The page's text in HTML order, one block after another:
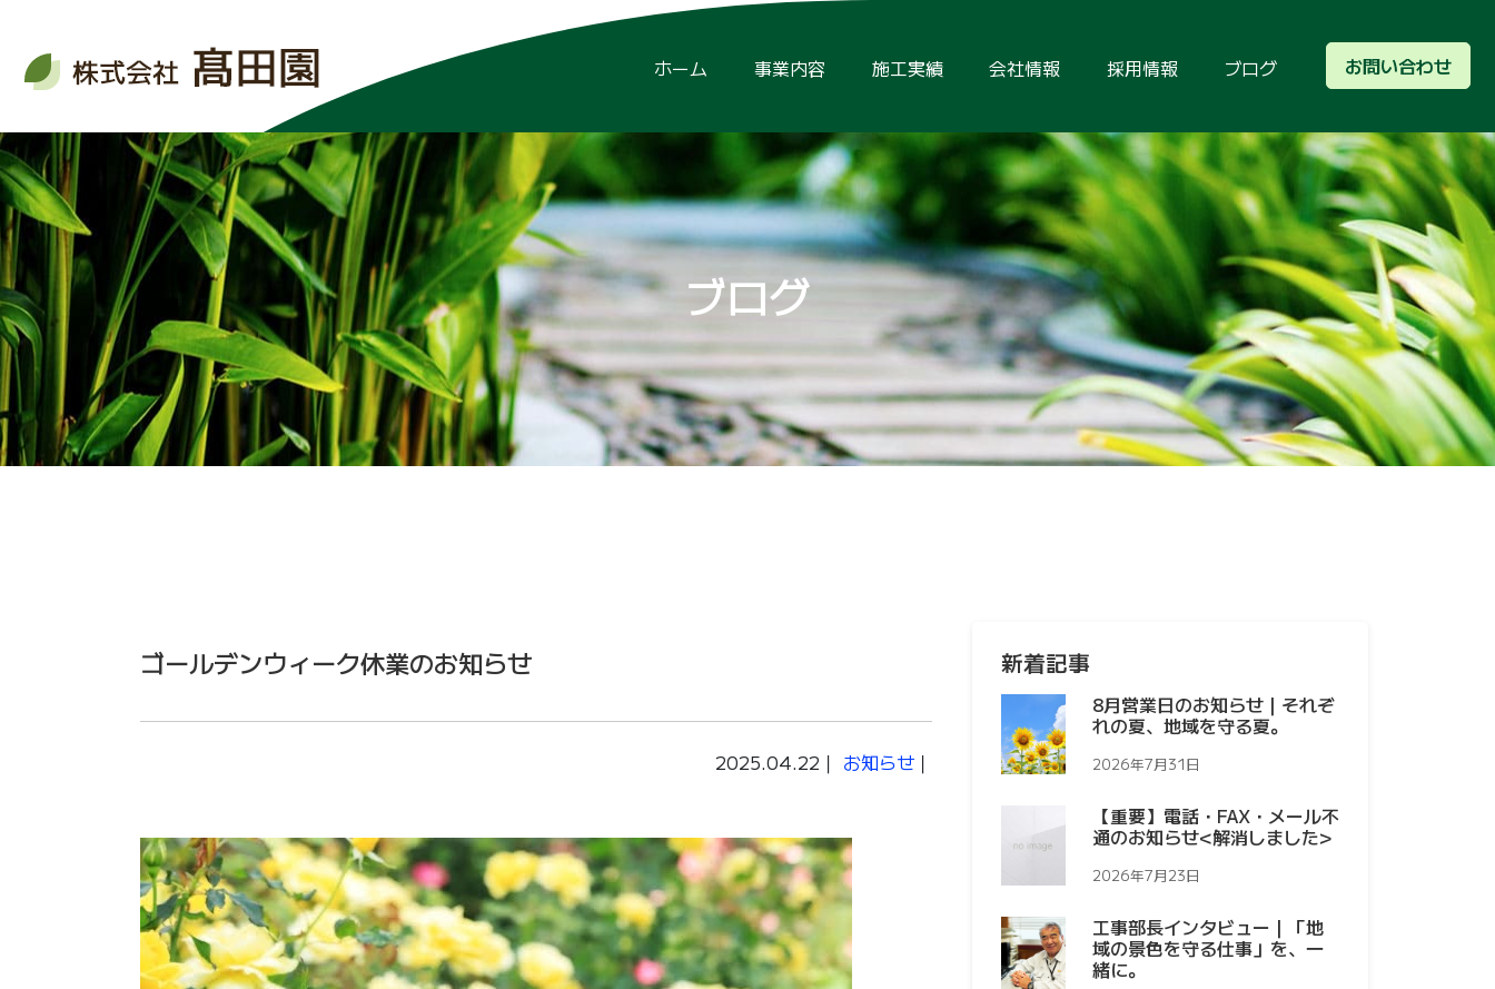
ホーム 事業内容 施工実績 会社情報 採用情報 ブログ お問い合わせ
ブログ
ゴールデンウィーク休業のお知らせ
2025.04.22｜ お知らせ ｜
新着記事
8月営業日のお知らせ｜それぞ
れの夏、地域を守る夏。
2026年7月31日
【重要】電話・FAX・メール不
通のお知らせ<解消しました>
2026年7月23日
工事部長インタビュー｜「地
域の景色を守る仕事」を、一
緒に。